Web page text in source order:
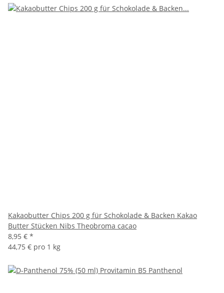
Kakaobutter Chips 200 g für Schokolade & Backen Kakao
Butter Stücken Nibs Theobroma cacao
8,95 € *
44,75 € pro 1 kg